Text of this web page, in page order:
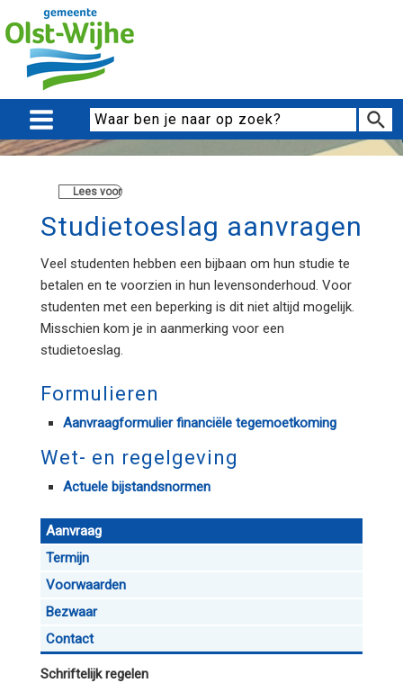
Lees voor
Studietoeslag aanvragen
Veel studenten hebben een bijbaan om hun studie te
betalen en te voorzien in hun levensonderhoud. Voor
studenten met een beperking is dit niet altijd mogelijk.
Misschien kom je in aanmerking voor een
studietoeslag.
Formulieren
Aanvraagformulier financiële tegemoetkoming
Wet- en regelgeving
Actuele bijstandsnormen
Aanvraag
Termijn
Voorwaarden
Bezwaar
Contact
Schriftelijk regelen